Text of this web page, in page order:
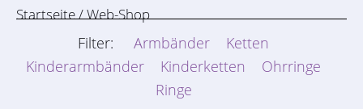
Startseite/ Web-Shop
Filter: Armbänder
Ketten
Kinderarmbänder
Kinderketten
Ohrringe
Ringe